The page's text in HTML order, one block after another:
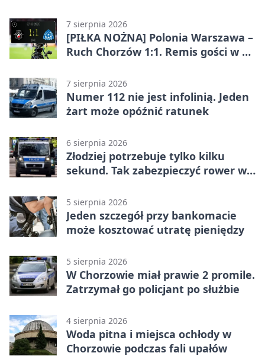
7 sierpnia 2026
[PIŁKA NOŻNA] Polonia Warszawa –
Ruch Chorzów 1:1. Remis gości w 3.
7 sierpnia 2026
Numer 112 nie jest infolinią. Jeden
żart może opóźnić ratunek
6 sierpnia 2026
Złodziej potrzebuje tylko kilku
sekund. Tak zabezpieczyć rower w
5 sierpnia 2026
Jeden szczegół przy bankomacie
może kosztować utratę pieniędzy
5 sierpnia 2026
W Chorzowie miał prawie 2 promile.
Zatrzymał go policjant po służbie
4 sierpnia 2026
Woda pitna i miejsca ochłody w
Chorzowie podczas fali upałów